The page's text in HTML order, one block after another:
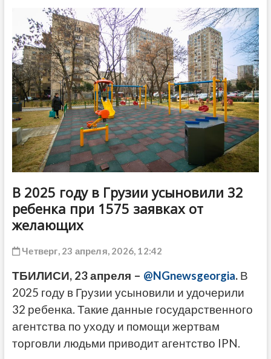
t
t
o
n
В 2025 году в Грузии усыновили 32
ребенка при 1575 заявках от
желающих
Четверг, 23 апреля, 2026, 12:42
ТБИЛИСИ, 23 апреля – @NGnewsgeorgia. В
2025 году в Грузии усыновили и удочерили
32 ребенка. Такие данные государственного
агентства по уходу и помощи жертвам
торговли людьми приводит агентство IPN.